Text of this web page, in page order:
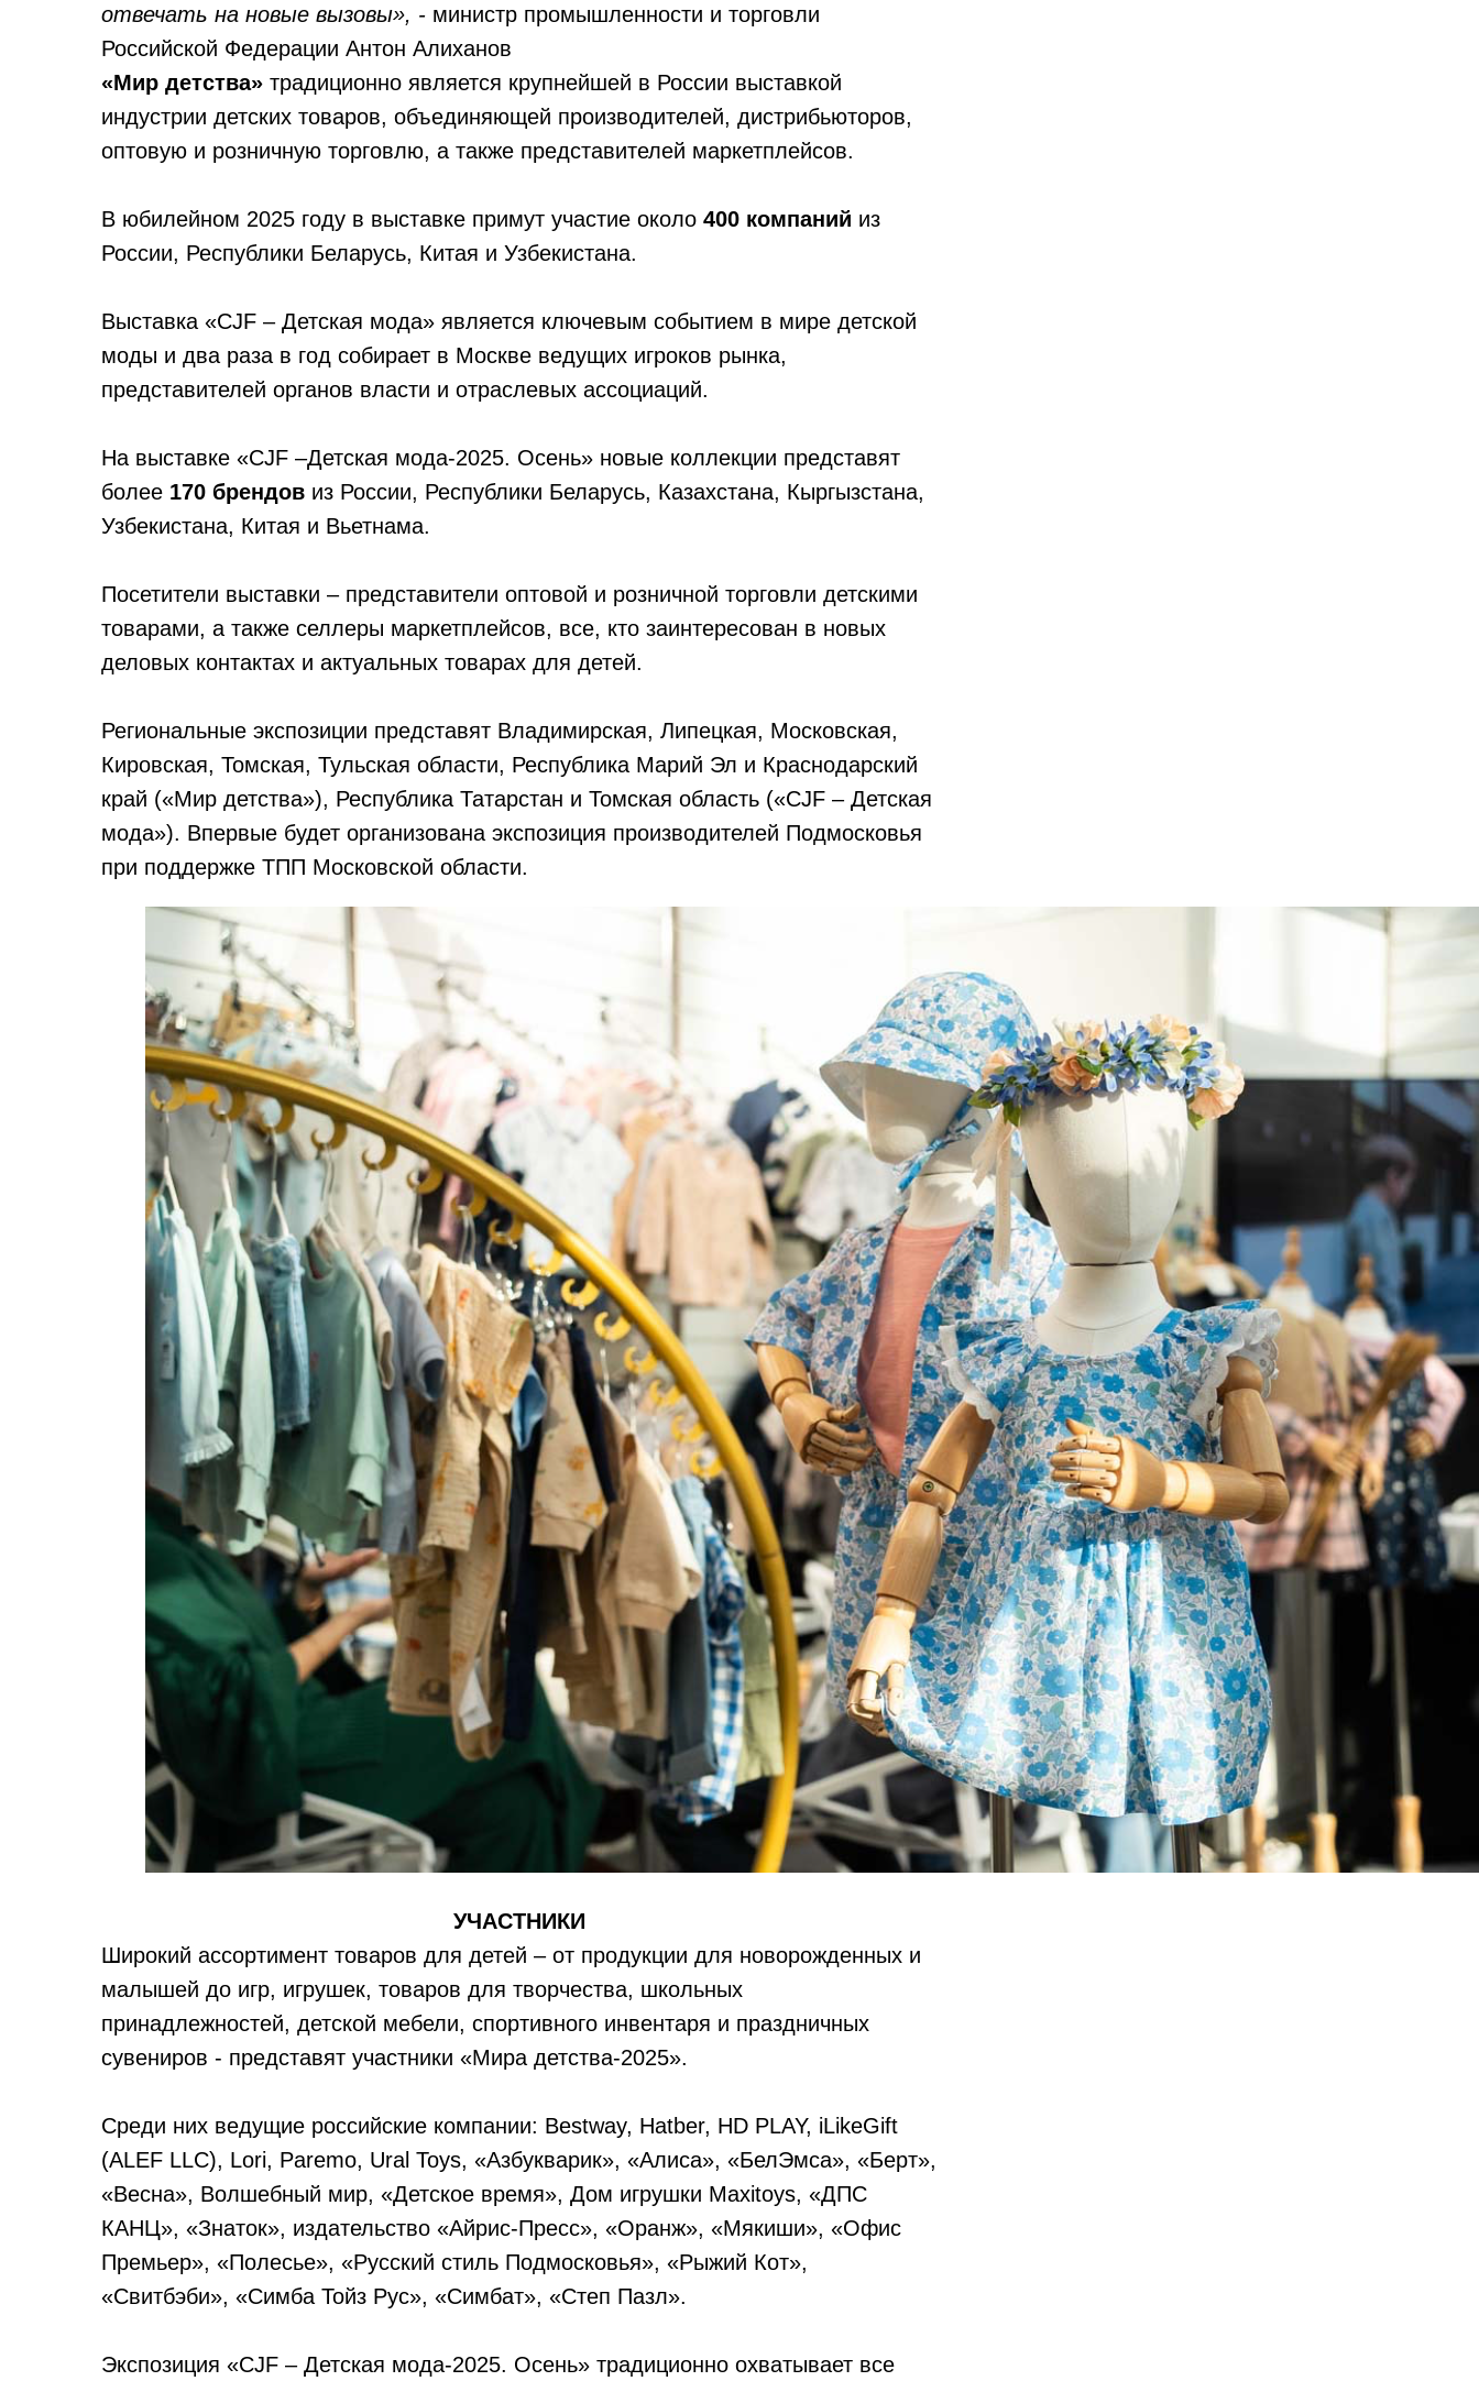
отвечать на новые вызовы», - министр промышленности и торговли
Российской Федерации Антон Алиханов
«Мир детства» традиционно является крупнейшей в России выставкой
индустрии детских товаров, объединяющей производителей, дистрибьюторов,
оптовую и розничную торговлю, а также представителей маркетплейсов.
В юбилейном 2025 году в выставке примут участие около 400 компаний из
России, Республики Беларусь, Китая и Узбекистана.
Выставка «CJF – Детская мода» является ключевым событием в мире детской
моды и два раза в год собирает в Москве ведущих игроков рынка,
представителей органов власти и отраслевых ассоциаций.
На выставке «CJF –Детская мода-2025. Осень» новые коллекции представят
более 170 брендов из России, Республики Беларусь, Казахстана, Кыргызстана,
Узбекистана, Китая и Вьетнама.
Посетители выставки – представители оптовой и розничной торговли детскими
товарами, а также селлеры маркетплейсов, все, кто заинтересован в новых
деловых контактах и актуальных товарах для детей.
Региональные экспозиции представят Владимирская, Липецкая, Московская,
Кировская, Томская, Тульская области, Республика Марий Эл и Краснодарский
край («Мир детства»), Республика Татарстан и Томская область («CJF – Детская
мода»). Впервые будет организована экспозиция производителей Подмосковья
при поддержке ТПП Московской области.
УЧАСТНИКИ
Широкий ассортимент товаров для детей – от продукции для новорожденных и
малышей до игр, игрушек, товаров для творчества, школьных
принадлежностей, детской мебели, спортивного инвентаря и праздничных
сувениров - представят участники «Мира детства-2025».
Среди них ведущие российские компании: Bestway, Hatber, HD PLAY, iLikeGift
(ALEF LLC), Lori, Paremo, Ural Toys, «Азбукварик», «Алиса», «БелЭмса», «Берт»,
«Весна», Волшебный мир, «Детское время», Дом игрушки Maxitoys, «ДПС
КАНЦ», «Знаток», издательство «Айрис-Пресс», «Оранж», «Мякиши», «Офис
Премьер», «Полесье», «Русский стиль Подмосковья», «Рыжий Кот»,
«Свитбэби», «Симба Тойз Рус», «Симбат», «Степ Пазл».
Экспозиция «CJF – Детская мода-2025. Осень» традиционно охватывает все